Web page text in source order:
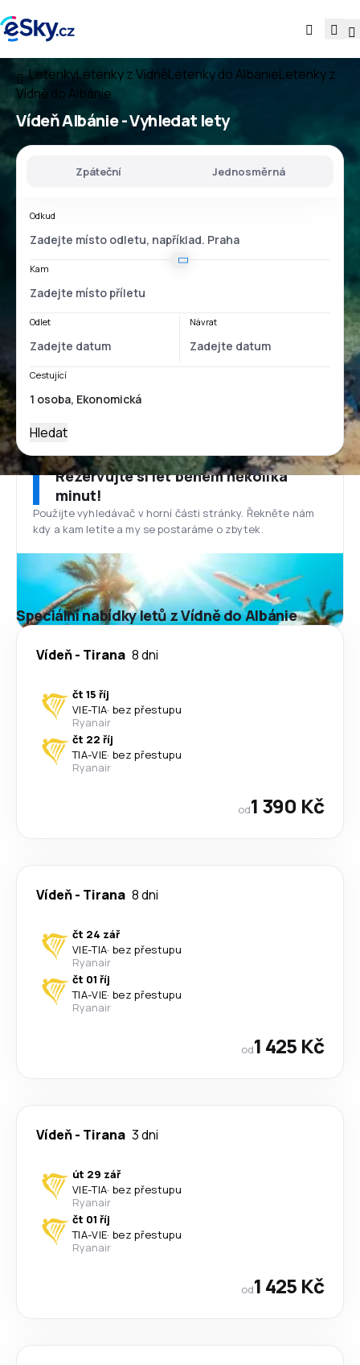
LetenkyLetenky z VídněLetenky do AlbánieLetenky z
Vídně do Albánie
Vídeň Albánie- Vyhledat lety
Zpáteční Jednosměrná
Odkud
Kam
Odlet Návrat
Cestující
Hledat
Rezervujte si let během několika
minut!
Použijte vyhledávač v horní části stránky. Řekněte nám
kdy a kam letíte a my se postaráme o zbytek.
Speciální nabídky letů z Vídně do Albánie
Vídeň- Tirana 8 dni
čt 15 říj
VIE-TIA· bez přestupu
Ryanair
čt 22 říj
TIA-VIE· bez přestupu
Ryanair
od1 390 Kč
Vídeň- Tirana 8 dni
čt 24 zář
VIE-TIA· bez přestupu
Ryanair
čt 01 říj
TIA-VIE· bez přestupu
Ryanair
od1 425 Kč
Vídeň- Tirana 3 dni
út 29 zář
VIE-TIA· bez přestupu
Ryanair
čt 01 říj
TIA-VIE· bez přestupu
Ryanair
od1 425 Kč